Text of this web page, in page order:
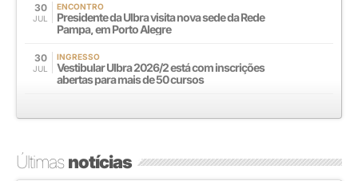
30
JUL
ENCONTRO
Presidente da Ulbra visita nova sede da Rede
Pampa, em Porto Alegre
30
JUL
INGRESSO
Vestibular Ulbra 2026/2 está com inscrições
abertas para mais de 50 cursos
Últimasnotícias